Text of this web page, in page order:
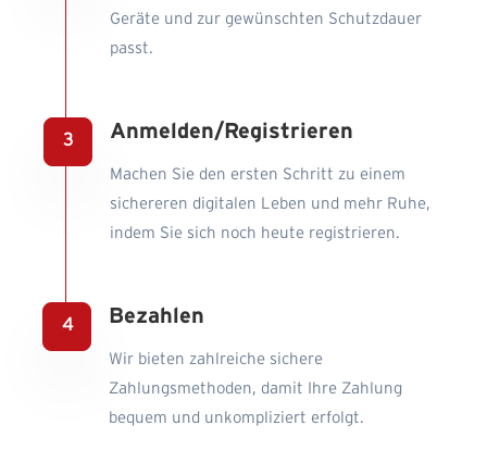
Geräte und zur gewünschten Schutzdauer
passt.
Anmelden/Registrieren
Machen Sie den ersten Schritt zu einem
sichereren digitalen Leben und mehr Ruhe,
indem Sie sich noch heute registrieren.
Bezahlen
Wir bieten zahlreiche sichere
Zahlungsmethoden, damit Ihre Zahlung
bequem und unkompliziert erfolgt.